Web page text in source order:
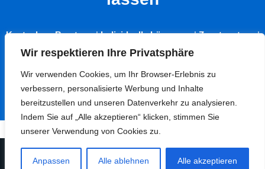
Wir respektieren Ihre Privatsphäre
Wir verwenden Cookies, um Ihr Browser-Erlebnis zu
verbessern, personalisierte Werbung und Inhalte
bereitzustellen und unseren Datenverkehr zu analysieren.
Indem Sie auf „Alle akzeptieren“ klicken, stimmen Sie
unserer Verwendung von Cookies zu.
Anpassen Alle ablehnen Alle akzeptieren
Kostenlose Beratung|Individuelle Lösungen|Zusatznutzen|
Fokus auf Digitalisierung| S chutz der Kundenbeziehungen
Termin Vereinbaren
Neve| Präsentiert vonWordPress